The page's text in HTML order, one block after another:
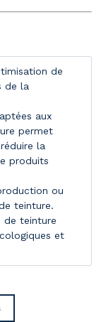
de
de la
aux
permet
la
produits
ou
teinture.
de teinture
et